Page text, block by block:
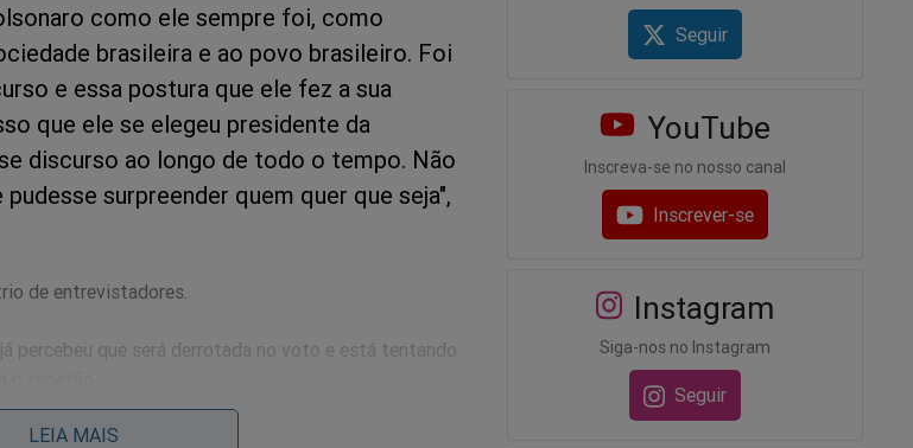
como ele sempre foi, como
brasileira e ao povo brasileiro. Foi
e essa postura que ele fez a sua
que ele se elegeu presidente da
discurso ao longo de todo o tempo. Não
surpreender quem quer que seja",
de entrevistadores.
percebeu que será derrotada no voto e está tentando
LEIA MAIS
Seguir
YouTube
Inscreva-se no nosso canal
Inscrever-se
Instagram
Siga-nos no Instagram
Seguir